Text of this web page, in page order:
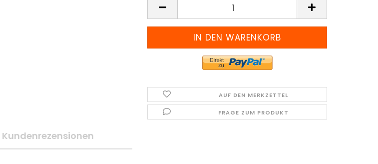
Stück
AUF DEN MERKZETTEL
FRAGE ZUM PRODUKT
Kundenrezensionen